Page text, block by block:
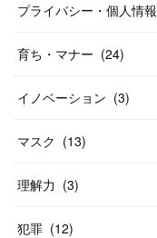
プライバシー・個人情報
育ち・マナー (24)
イノベーション (3)
マスク (13)
理解力 (3)
犯罪 (12)